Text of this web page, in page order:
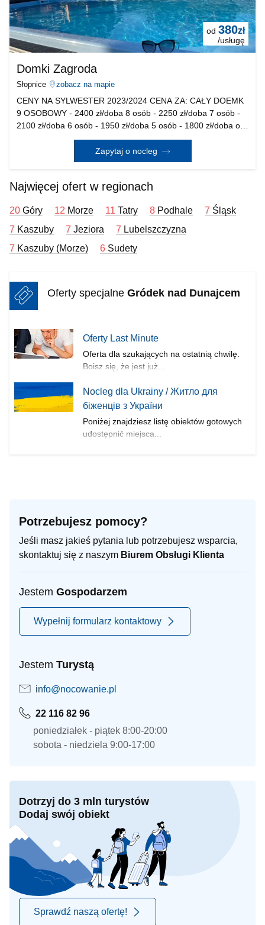
od 380zł
/usługę
Domki Zagroda
Słopnice zobacz na mapie
CENY NA SYLWESTER 2023/2024 CENA ZA: CAŁY DOEMK
9 OSOBOWY - 2400 zł/doba 8 osób - 2250 zł/doba 7 osób -
2100 zł/doba 6 osób - 1950 zł/doba 5 osób - 1800 zł/doba od
1 - 4 osób - 1650 zł/doba Minimum 3 noclegi! W domkach
Zagroda oferowane są noclegi z widokiem na góry .
Zapytaj o nocleg
Najwięcej ofert w regionach
20 Góry 12 Morze 11 Tatry 8 Podhale 7 Śląsk
7 Kaszuby 7 Jeziora 7 Lubelszczyzna
7 Kaszuby (Morze) 6 Sudety
Oferty specjalne Gródek nad Dunajcem
Oferty Last Minute
Oferta dla szukających na ostatnią chwilę.
Boisz się, że jest już...
Nocleg dla Ukrainy / Житло для
бiженцiв з України
Poniżej znajdziesz listę obiektów gotowych
udostępnić miejsca...
Potrzebujesz pomocy?
Jeśli masz jakieś pytania lub potrzebujesz wsparcia,
skontaktuj się z naszym Biurem Obsługi Klienta
Jestem Gospodarzem
Wypełnij formularz kontaktowy
Jestem Turystą
info@nocowanie.pl
22 116 82 96
poniedziałek - piątek 8:00-20:00
sobota - niedziela 9:00-17:00
Dotrzyj do 3 mln turystów
Dodaj swój obiekt
Sprawdź naszą ofertę!